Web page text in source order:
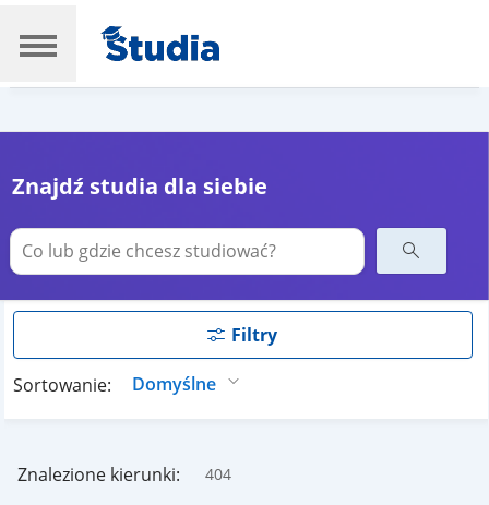
Znajdź studia dla siebie
Filtry
Sortowanie:
Znalezione kierunki: 404